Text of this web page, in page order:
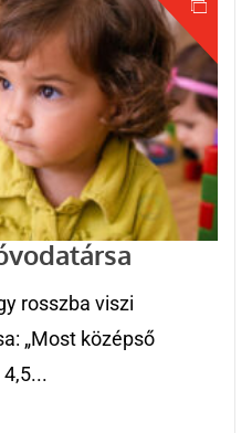
rosszba viszi
„Most középső